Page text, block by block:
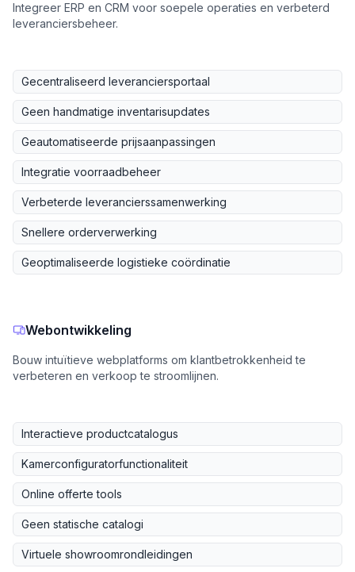
Integreer ERP en CRM voor soepele operaties en verbeterd
leveranciersbeheer.
Gecentraliseerd leveranciersportaal
Geen handmatige inventarisupdates
Geautomatiseerde prijsaanpassingen
Integratie voorraadbeheer
Verbeterde leverancierssamenwerking
Snellere orderverwerking
Geoptimaliseerde logistieke coördinatie
Webontwikkeling
Bouw intuïtieve webplatforms om klantbetrokkenheid te
verbeteren en verkoop te stroomlijnen.
Interactieve productcatalogus
Kamerconfiguratorfunctionaliteit
Online offerte tools
Geen statische catalogi
Virtuele showroomrondleidingen